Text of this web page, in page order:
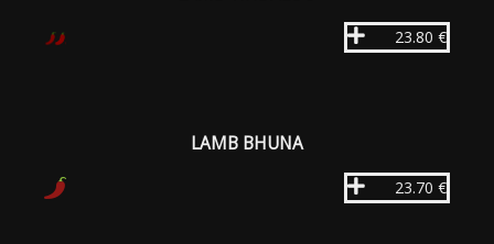
23.80 €
LAMB BHUNA
23.70 €